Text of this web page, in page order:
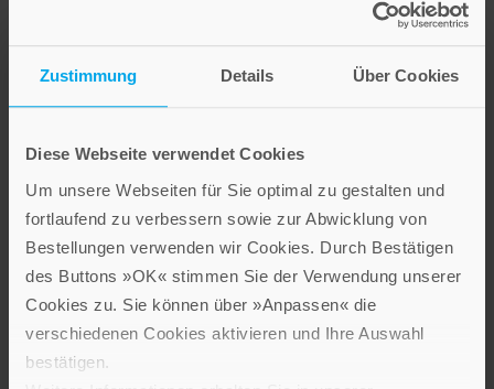
Zustimmung Details Über Cookies
Diese Webseite verwendet Cookies
Um unsere Webseiten für Sie optimal zu gestalten und
fortlaufend zu verbessern sowie zur Abwicklung von
Bestellungen verwenden wir Cookies. Durch Bestätigen
des Buttons »OK« stimmen Sie der Verwendung unserer
Cookies zu. Sie können über »Anpassen« die
verschiedenen Cookies aktivieren und Ihre Auswahl
bestätigen.
Brigitte Dorst Christiane Neuen Wolfgang Teichert
Übergänge – Krisen – Visionen
Im Shop ansehen